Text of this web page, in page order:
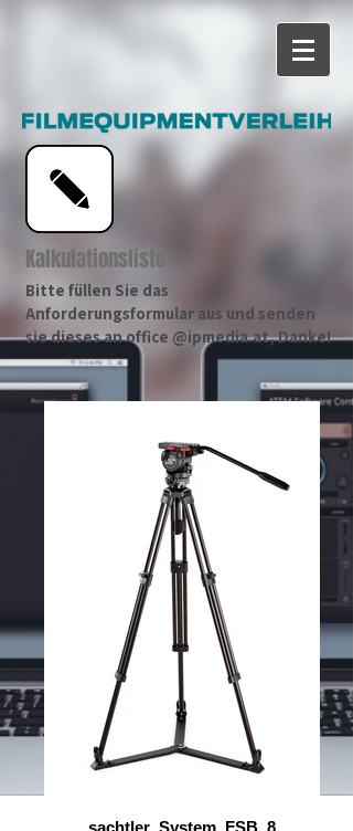
Kalkulationsliste
Bitte füllen Sie das
Anforderungsformular aus und senden
sie dieses an office @ipmedia.at, Danke!